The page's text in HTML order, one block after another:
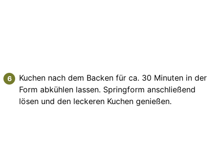
Kuchen nach dem Backen für ca. 30 Minuten in der
Form abkühlen lassen. Springform anschließend
lösen und den leckeren Kuchen genießen.